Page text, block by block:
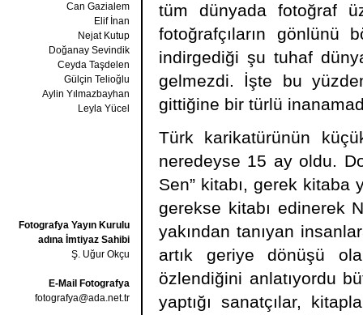
Can Gazialem
Elif İnan
Nejat Kutup
Doğanay Sevindik
Ceyda Taşdelen
Gülçin Telioğlu
Aylin Yılmazbayhan
Leyla Yücel
Fotografya Yayın Kurulu
adına İmtiyaz Sahibi
Ş. Uğur Okçu
E-Mail Fotografya
fotografya@ada.net.tr
tüm dünyada fotoğraf
fotoğrafçıların
indirgediği şu tuhaf
gelmezdi. İşte bu
gittiğine bir türlü
Türk karikatürünün
neredeyse 15 ay oldu.
Sen” kitabı, gerek kitaba
gerekse kitabı edinerek
yakından tanıyan
artık geriye dönüşü
özlendiğini anlatıyordu
yaptığı sanatçılar,